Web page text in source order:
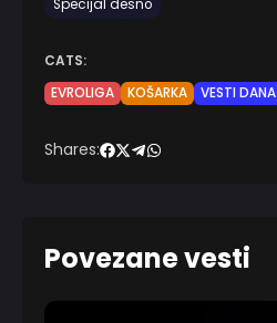
Specijal desno
CATS:
EVROLIGA
KOŠARKA VESTI DANA
Shares:
Povezane vesti